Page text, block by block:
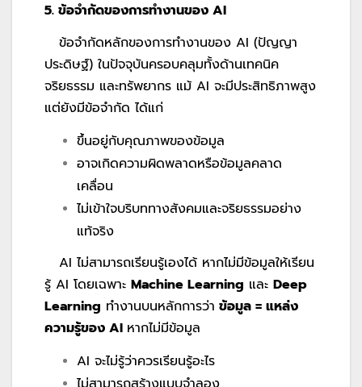
5. ข้อจำกัดของการทำงานของ AI
ข้อจำกัดหลักของการทำงานของ AI (ปัญญา
ประดิษฐ์) ในปัจจุบันครอบคลุมทั้งด้านเทคนิค
จริยธรรม และทรัพยากร แม้ AI จะมีประสิทธิภาพสูง
แต่ยังมีข้อจำกัด ได้แก่
ขึ้นอยู่กับคุณภาพของข้อมูล
อาจเกิดความผิดพลาดหรือข้อมูลคลาด
เคลื่อน
ไม่เข้าใจบริบททางสังคมและจริยธรรมอย่าง
แท้จริง
AI ไม่สามารถเรียนรู้เองได้ หากไม่มีข้อมูลให้เรียน
รู้ AI โดยเฉพาะ Machine Learning และ Deep
Learning ทำงานบนหลักการว่า ข้อมูล = แหล่ง
ความรู้ของ AI หากไม่มีข้อมูล
AI จะไม่รู้ว่าควรเรียนรู้อะไร